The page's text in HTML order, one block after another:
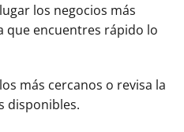
los negocios más
que encuentres rápido lo
más cercanos o revisa la
disponibles.